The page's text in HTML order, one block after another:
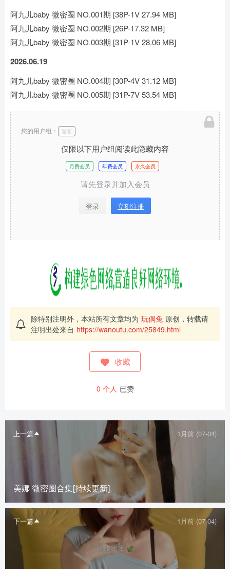
阿九儿baby 微密圈 NO.001期 [38P-1V 27.94 MB]
阿九儿baby 微密圈 NO.002期 [26P-17.32 MB]
阿九儿baby 微密圈 NO.003期 [31P-1V 28.06 MB]
2026.06.19
阿九儿baby 微密圈 NO.004期 [30P-4V 31.12 MB]
阿九儿baby 微密圈 NO.005期 [31P-7V 53.54 MB]
仅限以下用户组阅读此隐藏内容
月费会员 年费会员 永久会员
请先登录并加入会员
登录 立刻注册
您的用户组： 游客
除特别注明外，本站所有文章均为 玩偶兔 原创，转载请
注明出处来自 https://wanoutu.com/25849.html
收藏
0 个人 已赞
上一篇 1月前 (07-04)
美娜 微密圈合集[持续更新]
下一篇 1月前 (07-04)